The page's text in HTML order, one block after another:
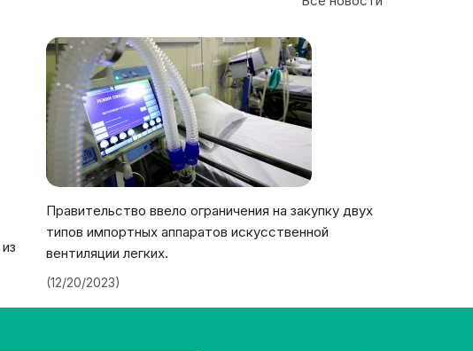
Правительство ввело ограничения на закупку двух
типов импортных аппаратов искусственной
вентиляции легких.
(12/20/2023)